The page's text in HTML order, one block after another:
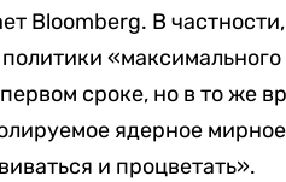
Bloomberg. В
сроке, но в то же
ядерное
и процветать».